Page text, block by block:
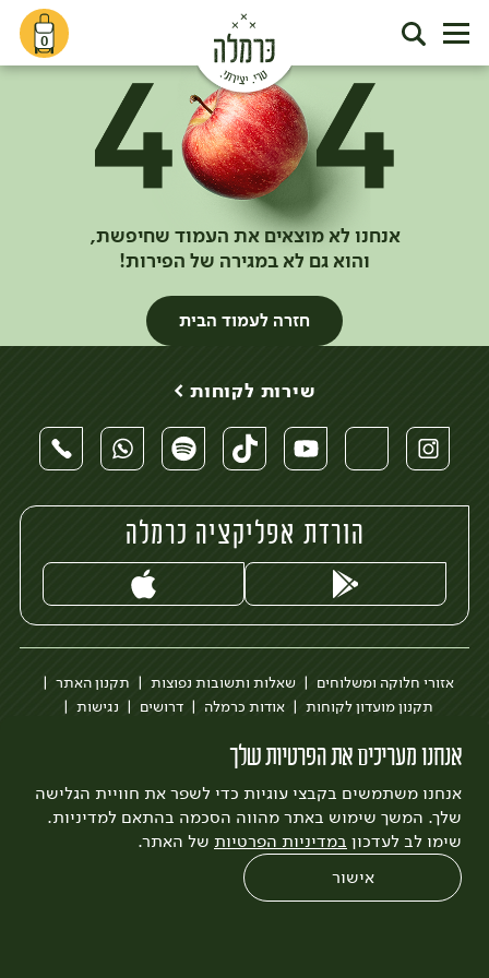
0
אנחנו לא מוצאים את העמוד שחיפשת,
והוא גם לא במגירה של הפירות!
חזרה לעמוד הבית
אנחנו מעריכים את הפרטיות שלך
אנחנו משתמשים בקבצי עוגיות כדי לשפר את חוויית הגלישה
שלך. המשך שימוש באתר מהווה הסכמה בהתאם למדיניות.
שימו לב לעדכון במדיניות הפרטיות של האתר.
אישור
שירות לקוחות >
הורדת אפליקציה כרמלה
אזורי חלוקה ומשלוחים שאלות ותשובות נפוצות
תקנון האתר
תקנון מועדון לקוחות
אודות כרמלה דרושים
נגישות
לצפייה בעדכון מדיניות פרטיות
עיצוב:3bears פיתוח:Quatro